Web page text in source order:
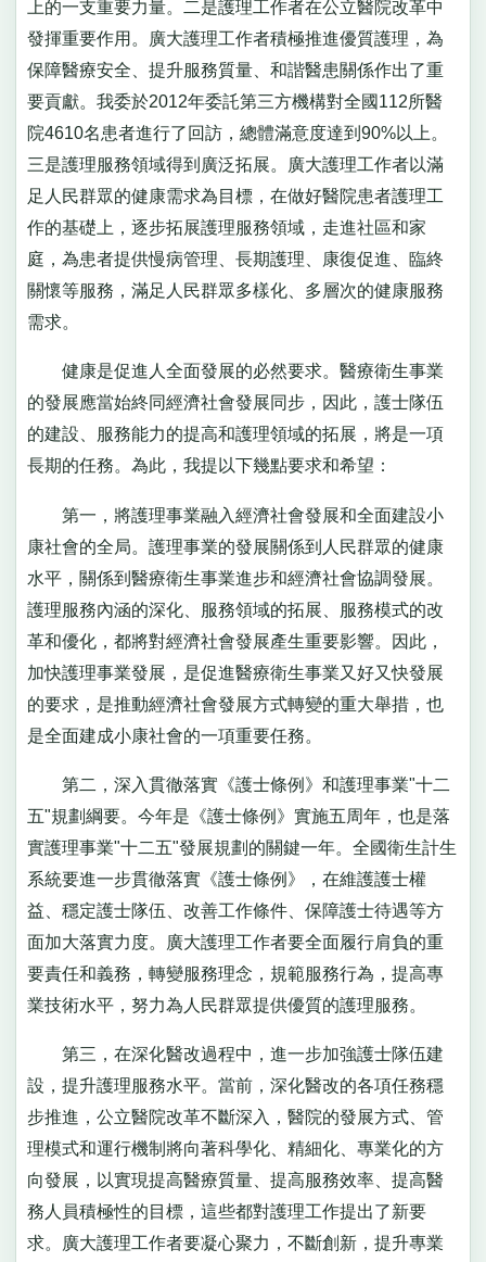
上的一支重要力量。二是護理工作者在公立醫院改革中
發揮重要作用。廣大護理工作者積極推進優質護理，為
保障醫療安全、提升服務質量、和諧醫患關係作出了重
要貢獻。我委於2012年委託第三方機構對全國112所醫
院4610名患者進行了回訪，總體滿意度達到90%以上。
三是護理服務領域得到廣泛拓展。廣大護理工作者以滿
足人民群眾的健康需求為目標，在做好醫院患者護理工
作的基礎上，逐步拓展護理服務領域，走進社區和家
庭，為患者提供慢病管理、長期護理、康復促進、臨終
關懷等服務，滿足人民群眾多樣化、多層次的健康服務
需求。
健康是促進人全面發展的必然要求。醫療衛生事業
的發展應當始終同經濟社會發展同步，因此，護士隊伍
的建設、服務能力的提高和護理領域的拓展，將是一項
長期的任務。為此，我提以下幾點要求和希望：
第一，將護理事業融入經濟社會發展和全面建設小
康社會的全局。護理事業的發展關係到人民群眾的健康
水平，關係到醫療衛生事業進步和經濟社會協調發展。
護理服務內涵的深化、服務領域的拓展、服務模式的改
革和優化，都將對經濟社會發展產生重要影響。因此，
加快護理事業發展，是促進醫療衛生事業又好又快發展
的要求，是推動經濟社會發展方式轉變的重大舉措，也
是全面建成小康社會的一項重要任務。
第二，深入貫徹落實《護士條例》和護理事業"十二
五"規劃綱要。今年是《護士條例》實施五周年，也是落
實護理事業"十二五"發展規劃的關鍵一年。全國衛生計生
系統要進一步貫徹落實《護士條例》，在維護護士權
益、穩定護士隊伍、改善工作條件、保障護士待遇等方
面加大落實力度。廣大護理工作者要全面履行肩負的重
要責任和義務，轉變服務理念，規範服務行為，提高專
業技術水平，努力為人民群眾提供優質的護理服務。
第三，在深化醫改過程中，進一步加強護士隊伍建
設，提升護理服務水平。當前，深化醫改的各項任務穩
步推進，公立醫院改革不斷深入，醫院的發展方式、管
理模式和運行機制將向著科學化、精細化、專業化的方
向發展，以實現提高醫療質量、提高服務效率、提高醫
務人員積極性的目標，這些都對護理工作提出了新要
求。廣大護理工作者要凝心聚力，不斷創新，提升專業